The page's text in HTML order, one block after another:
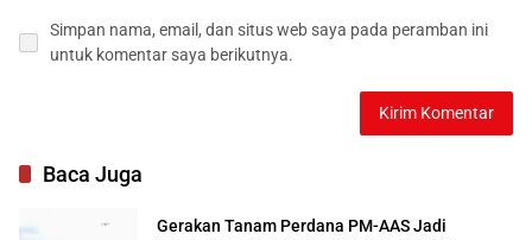
Simpan nama, email, dan situs web saya pada peramban ini
untuk komentar saya berikutnya.
Baca Juga
Gerakan Tanam Perdana PM-AAS Jadi